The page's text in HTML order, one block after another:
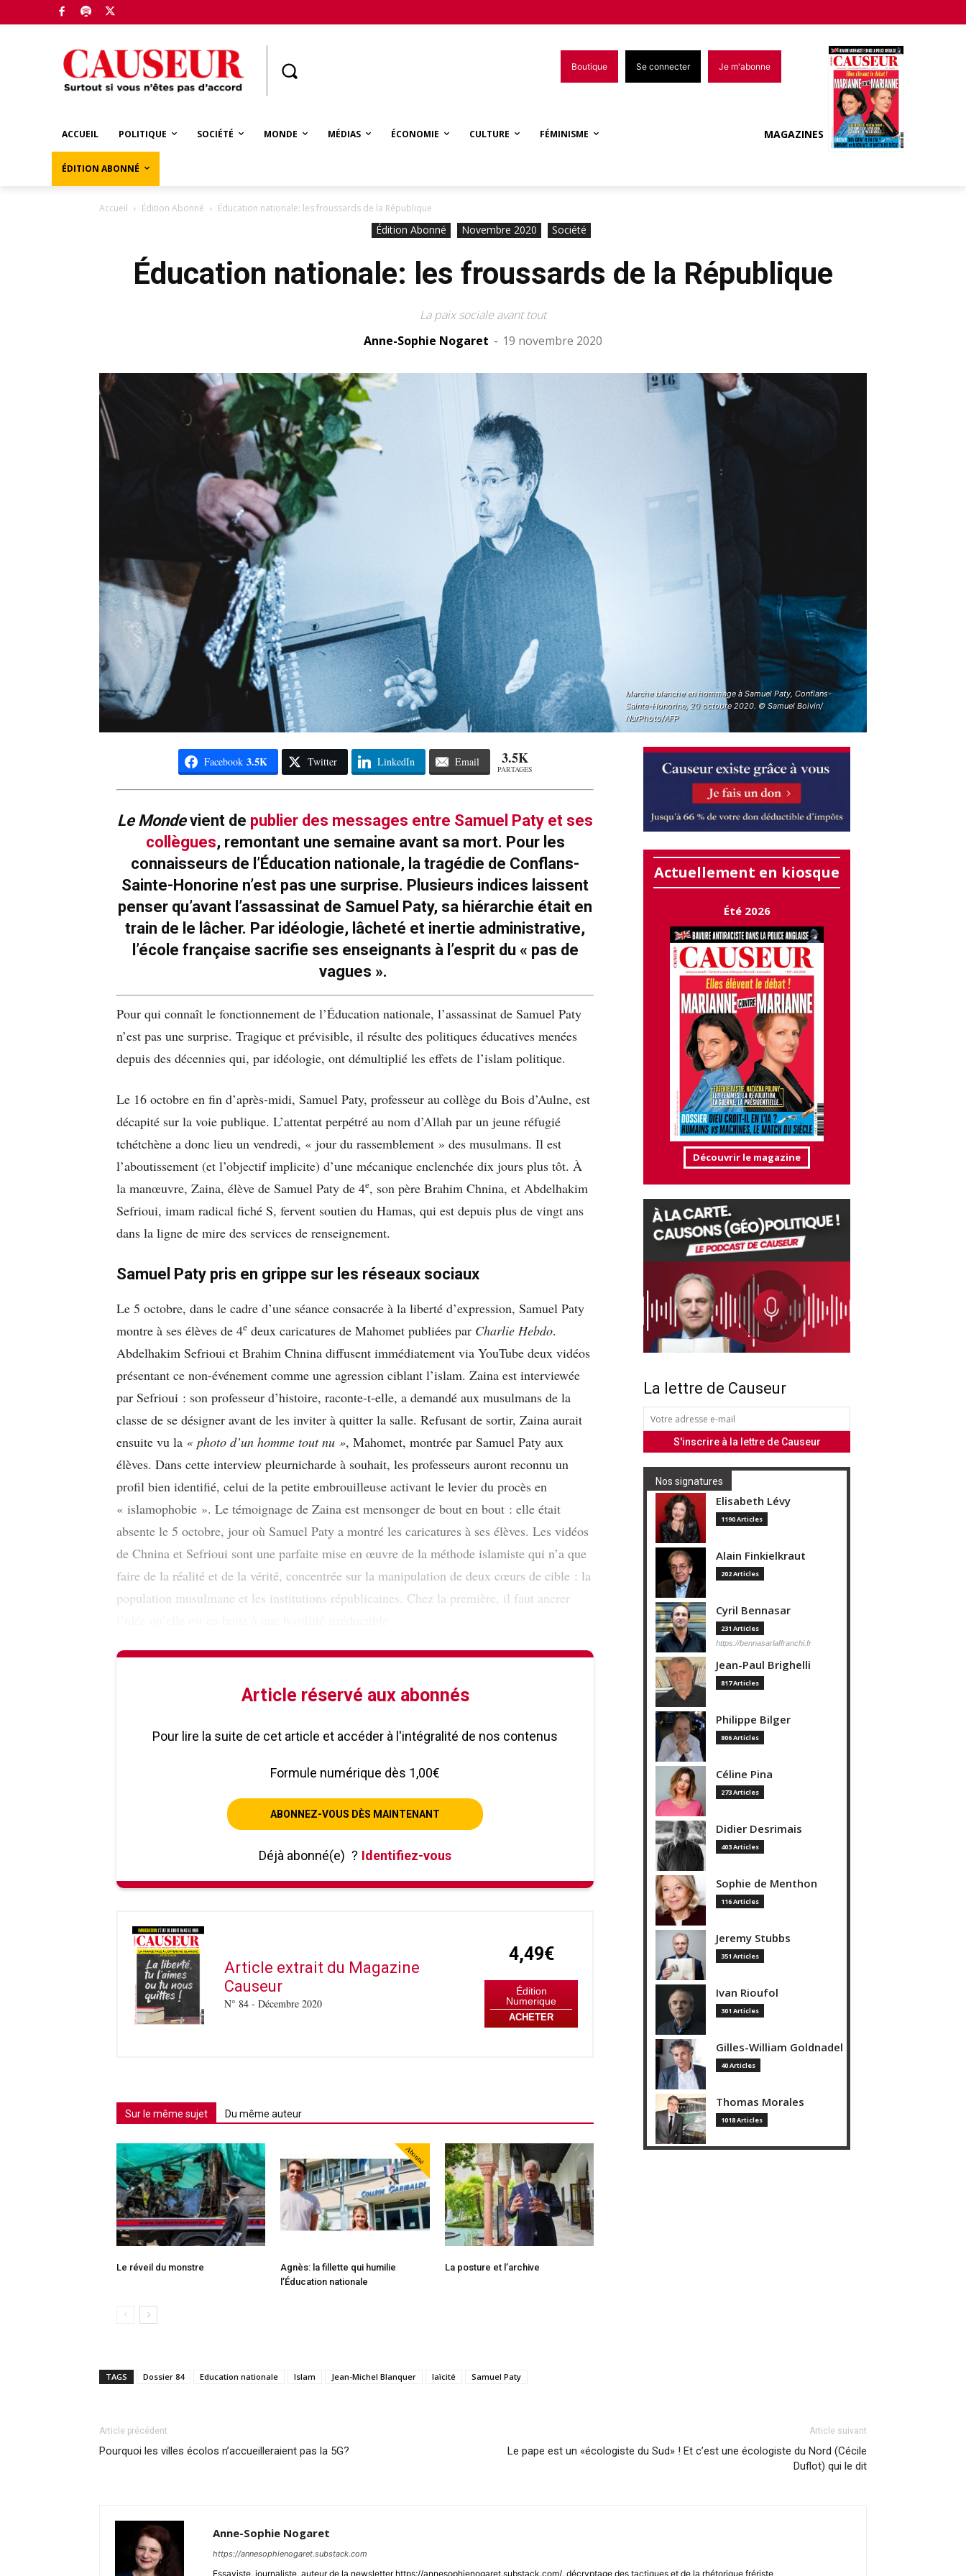
Boutique Se connecter Je m'abonne
ACCUEIL POLITIQUE SOCIÉTÉ MONDE MÉDIAS ÉCONOMIE CULTURE FÉMINISME
ÉDITION ABONNÉ
MAGAZINES
Accueil Édition Abonné Éducation nationale: les froussards de la République
Édition Abonné Novembre 2020 Société
Éducation nationale: les froussards de la République
La paix sociale avant tout
Anne-Sophie Nogaret - 19 novembre 2020
Marche blanche en hommage à Samuel Paty, Conflans-
Sainte-Honorine, 20 octobre 2020. © Samuel Boivin/
NurPhoto/AFP
Facebook 3.5K Twitter LinkedIn Email 3.5K
PARTAGES
Le Mondevient de publier des messages entre Samuel Paty et ses
collègues, remontant une semaine avant sa mort. Pour les
connaisseurs de l’Éducation nationale, la tragédie de Conflans-
Sainte-Honorine n’est pas une surprise. Plusieurs indices laissent
penser qu’avant l’assassinat de Samuel Paty, sa hiérarchie était en
train de le lâcher. Par idéologie, lâcheté et inertie administrative,
l’école française sacrifie ses enseignants à l’esprit du « pas de
vagues ».
Pour qui connaît le fonctionnement de l’Éducation nationale, l’assassinat de Samuel Paty
n’est pas une surprise. Tragique et prévisible, il résulte des politiques éducatives menées
depuis des décennies qui, par idéologie, ont démultiplié les effets de l’islam politique.
Le 16 octobre en fin d’après-midi, Samuel Paty, professeur au collège du Bois d’Aulne, est
décapité sur la voie publique. L’attentat perpétré au nom d’Allah par un jeune réfugié
tchétchène a donc lieu un vendredi, « jour du rassemblement » des musulmans. Il est
l’aboutissement (et l’objectif implicite) d’une mécanique enclenchée dix jours plus tôt. À
la manœuvre, Zaina, élève de Samuel Paty de 4e, son père Brahim Chnina, et Abdelhakim
Sefrioui, imam radical fiché S, fervent soutien du Hamas, qui est depuis plus de vingt ans
dans la ligne de mire des services de renseignement.
Samuel Paty pris en grippe sur les réseaux sociaux
Le 5 octobre, dans le cadre d’une séance consacrée à la liberté d’expression, Samuel Paty
montre à ses élèves de 4e deux caricatures de Mahomet publiées par Charlie Hebdo.
Abdelhakim Sefrioui et Brahim Chnina diffusent immédiatement via YouTube deux vidéos
présentant ce non-événement comme une agression ciblant l’islam. Zaina est interviewée
par Sefrioui : son professeur d’histoire, raconte-t-elle, a demandé aux musulmans de la
classe de se désigner avant de les inviter à quitter la salle. Refusant de sortir, Zaina aurait
ensuite vu la « photo d’un homme tout nu », Mahomet, montrée par Samuel Paty aux
élèves. Dans cette interview pleurnicharde à souhait, les professeurs auront reconnu un
profil bien identifié, celui de la petite embrouilleuse activant le levier du procès en
« islamophobie ». Le témoignage de Zaina est mensonger de bout en bout : elle était
absente le 5 octobre, jour où Samuel Paty a montré les caricatures à ses élèves. Les vidéos
de Chnina et Sefrioui sont une parfaite mise en œuvre de la méthode islamiste qui n’a que
faire de la réalité et de la vérité, concentrée sur la manipulation de deux cœurs de cible : la
population musulmane et les institutions républicaines. Chez la première, il faut ancrer
Article réservé aux abonnés
Pour lire la suite de cet article et accéder à l'intégralité de nos contenus
Formule numérique dès 1,00€
ABONNEZ-VOUS DÈS MAINTENANT
Déjà abonné(e) ? Identifiez-vous
Article extrait du Magazine
Causeur
N° 84 - Décembre 2020
4,49€
Édition
Numerique
ACHETER
Sur le même sujet Du même auteur
Le réveil du monstre
Abonné
Agnès: la fillette qui humilie
l’Éducation nationale
La posture et l’archive
Actuellement en kiosque
Été 2026
Découvrir le magazine
La lettre de Causeur
Nos signatures
Elisabeth Lévy
1190 Articles
Alain Finkielkraut
202 Articles
Cyril Bennasar
231 Articles
https://bennasarlaffranchi.fr
Jean-Paul Brighelli
817 Articles
Philippe Bilger
806 Articles
Céline Pina
273 Articles
Didier Desrimais
403 Articles
Sophie de Menthon
116 Articles
Jeremy Stubbs
351 Articles
Ivan Rioufol
301 Articles
Gilles-William Goldnadel
40 Articles
Thomas Morales
1018 Articles
TAGS Dossier 84 Education nationale Islam Jean-Michel Blanquer laïcité Samuel Paty
Article précédent
Pourquoi les villes écolos n’accueilleraient pas la 5G?
Article suivant
Le pape est un «écologiste du Sud» ! Et c’est une écologiste du Nord (Cécile
Duflot) qui le dit
Anne-Sophie Nogaret
https://annesophienogaret.substack.com
Essayiste, journaliste, auteur de la newsletter https://annesophienogaret.substack.com/, décryptage des tactiques et de la rhétorique frériste